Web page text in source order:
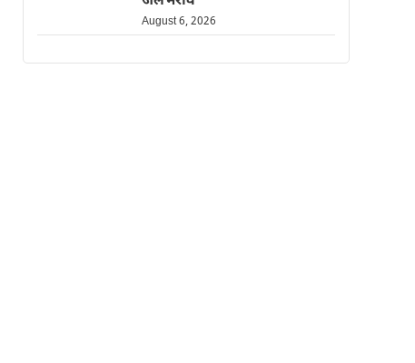
August 6, 2026